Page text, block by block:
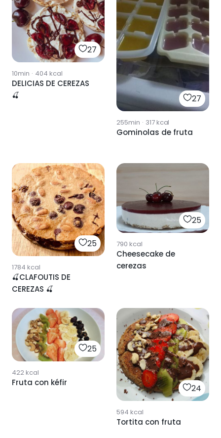
27
10min · 404 kcal
DELICIAS DE CEREZAS
🍒
27
255min · 317kcal
Gominolas de fruta
25
1784 kcal
🍒CLAFOUTIS DE
CEREZAS 🍒
25
790 kcal
Cheesecake de
cerezas
25
422kcal
Fruta con kéfir
24
594 kcal
Tortita con fruta